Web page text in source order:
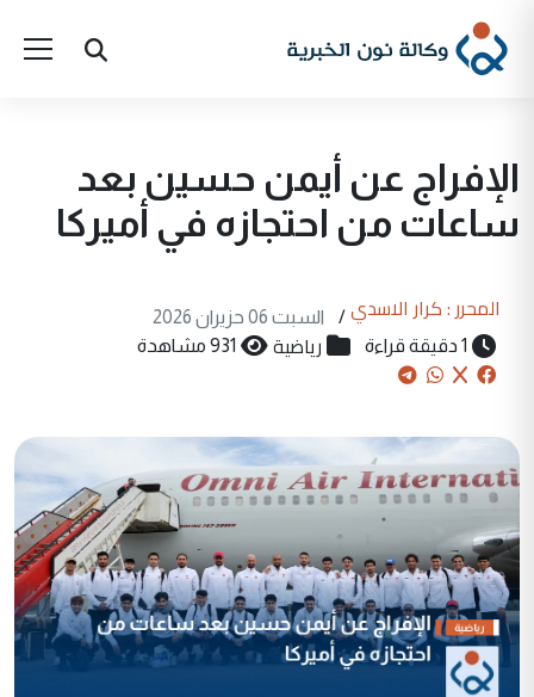
الإفراج عن أيمن حسين بعد
ساعات من احتجازه في أميركا
المحرر : كرار الاسدي /
السبت 06 حزيران 2026
1 دقيقة قراءة
رياضية 931 مشاهدة